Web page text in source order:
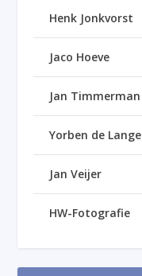
Henk Jonkvorst
Jaco Hoeve
Jan Timmerman
Yorben de Lange
Jan Veijer
HW-Fotografie